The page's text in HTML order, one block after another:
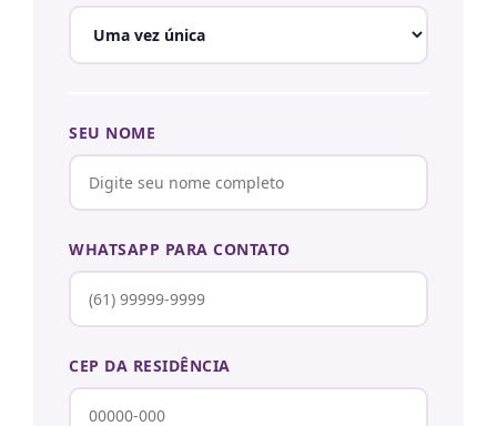
SEU NOME
WHATSAPP PARA CONTATO
CEP DA RESIDÊNCIA